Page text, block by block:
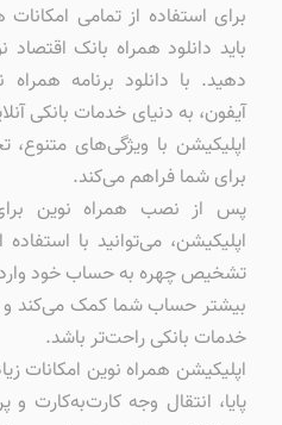
برای استفاده از تمامی امکانات
باید دانلود همراه بانک
آیفون، به دنیای خدمات بانکی
اپلیکیشن با ویژگی‌های متنوع،
برای شما فراهم می‌کند.
پس از نصب همراه نوین
اپلیکیشن، می‌توانید با
تشخیص چهره به حساب خود وارد
بیشتر حساب شما کمک می‌کند
خدمات بانکی راحت‌تر باشد.
اپلیکیشن همراه نوین امکانات
پایا، انتقال وجه کارت‌به‌کارت و